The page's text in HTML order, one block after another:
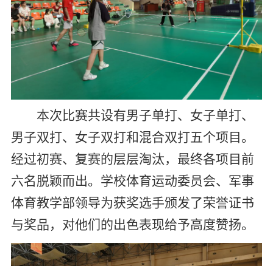
本次比赛共设有男子单打、女子单打、
男子双打、女子双打和混合双打五个项目。
经过初赛、复赛的层层淘汰，最终各项目前
六名脱颖而出。 学校体育运动委员会、军事
体育教学部领导为获奖选手颁发了荣誉证书
与奖品，对他们的出色表现给予高度赞扬。